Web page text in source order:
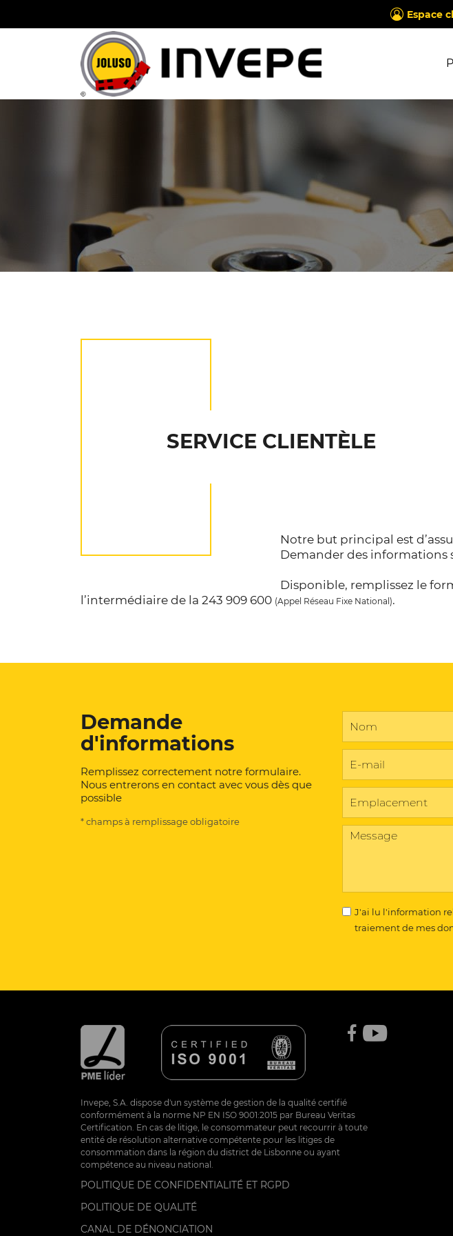
Espace
SERVICE CLIENTÈLE
Notre but principal est
Demander des informations
Disponible, remplissez le
l’intermédiaire de la 243 909 600 (Appel Réseau Fixe National).
Demande
d'informations
Remplissez correctement notre formulaire.
Nous entrerons en contact avec vous dès que
possible
* champs à remplissage obligatoire
J'ai lu l'information
traiement de mes
Invepe, S.A. dispose d'un système de gestion de la qualité certifié
conformément à la norme NP EN ISO 9001:2015 par Bureau Veritas
Certification. En cas de litige, le consommateur peut recourrir à toute
entité de résolution alternative compétente pour les litiges de
consommation dans la région du district de Lisbonne ou ayant
compétence au niveau national.
POLITIQUE DE CONFIDENTIALITÉ ET RGPD
POLITIQUE DE QUALITÉ
CANAL DE DÉNONCIATION